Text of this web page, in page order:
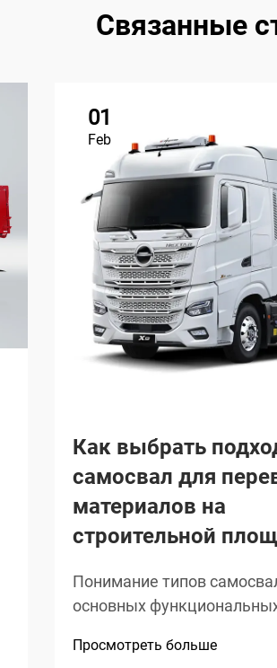
Связанные
01
Feb
Как выбрать
самосвал для
материалов на
строительной
Понимание типов
основных
сцепление, устойчивость и
Просмотреть больше